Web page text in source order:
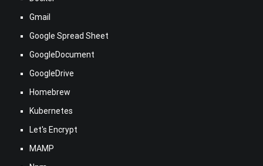
Gmail
Google Spread Sheet
GoogleDocument
GoogleDrive
Homebrew
Kubernetes
Let's Encrypt
MAMP